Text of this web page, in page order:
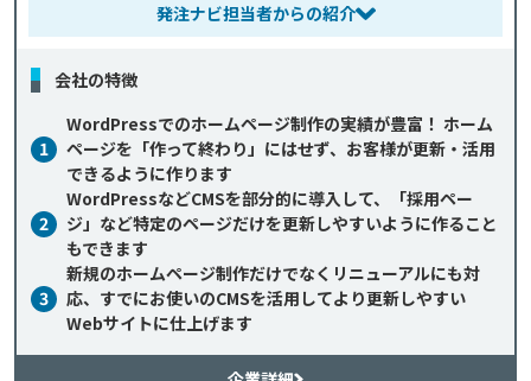
発注ナビ担当者からの紹介
会社の特徴
1
WordPressでのホームページ制作の実績が豊富！ ホーム
ページを「作って終わり」にはせず、お客様が更新・活用
できるように作ります
2
WordPressなどCMSを部分的に導入して、「採用ペー
ジ」など特定のページだけを更新しやすいように作ること
もできます
3
新規のホームページ制作だけでなくリニューアルにも対
応、すでにお使いのCMSを活用してより更新しやすい
Webサイトに仕上げます